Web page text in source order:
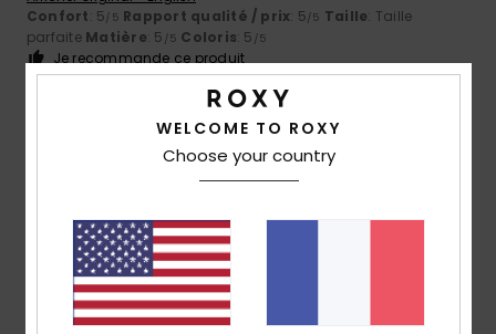
Confort: 5/5 Rapport qualité / prix: 5/5 Taille: Taille
parfaite Matière: 5 /5 Coloris: 5 /5
Je recommande ce produit
5/5
Mariana2 juillet 2026
Il tombe bien et met en valeur la silhouette !
Afficher original - English
Confort: 5/5 Rapport qualité / prix
parfaiteMatière: 5/5 Coloris
WELCOME TO ROXY
Choose your country